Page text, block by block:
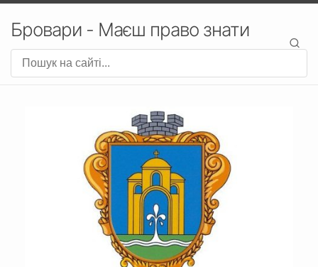
Бровари - Маєш право знати